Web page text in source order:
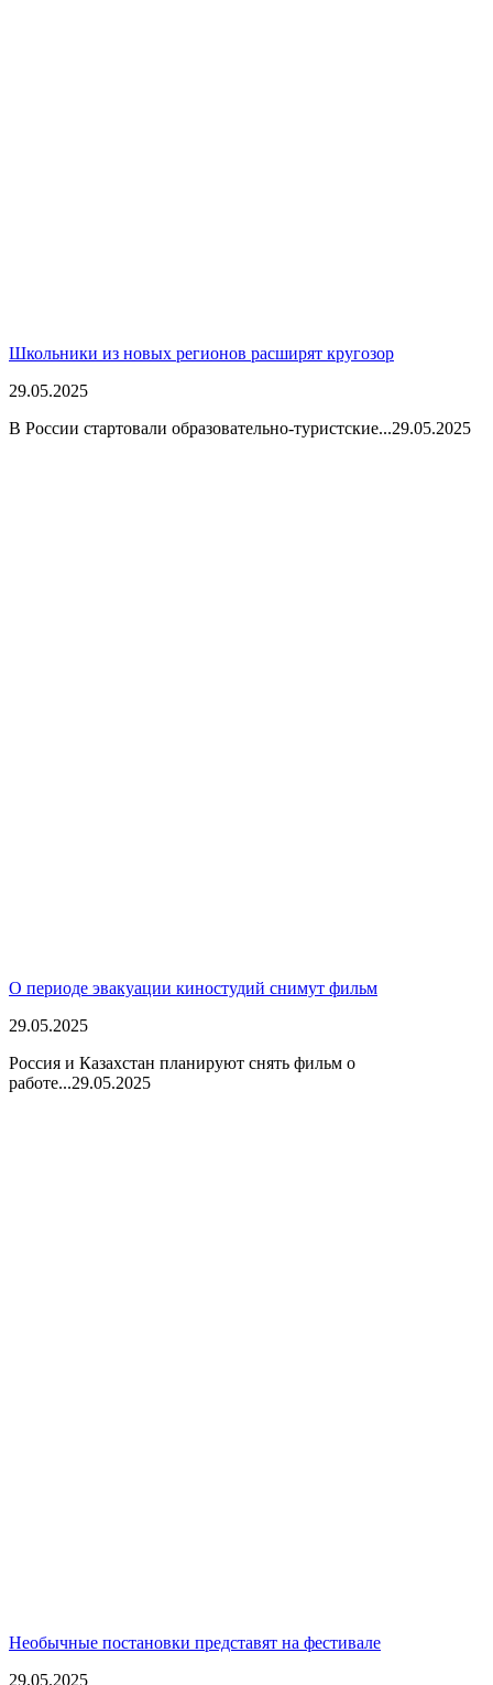
Школьники из новых регионов расширят кругозор
29.05.2025
В России стартовали образовательно-туристские...29.05.2025
О периоде эвакуации киностудий снимут фильм
29.05.2025
Россия и Казахстан планируют снять фильм о
работе...29.05.2025
Необычные постановки представят на фестивале
29.05.2025